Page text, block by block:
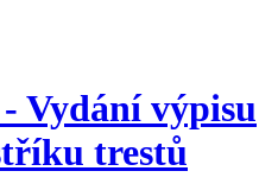
Vydání výpisu
trestů